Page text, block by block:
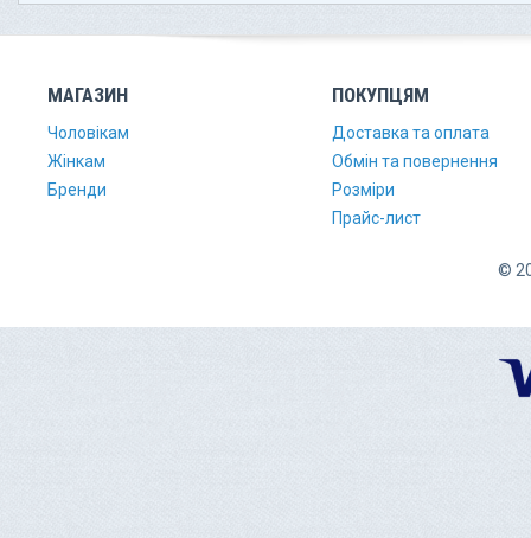
МАГАЗИН
Чоловікам
Жінкам
Бренди
ПОКУПЦЯМ
Доставка та оплата
Обмін та повернення
Розміри
Прайс-лист
©